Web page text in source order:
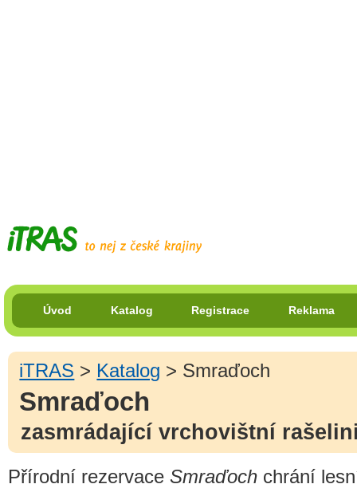
Úvod Katalog Registrace Reklama
iTRAS > Katalog > Smraďoch
Smraďoch
zasmrádající vrchovištní
Přírodní rezervace Smraďoch chrání